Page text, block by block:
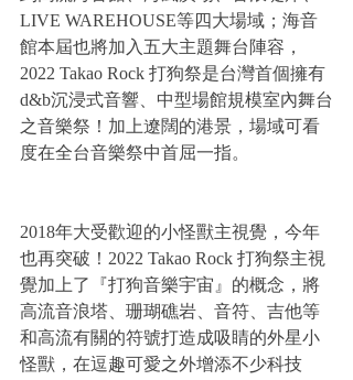
LIVE WAREHOUSE等四大場域；海音
館本屆也將加入五大主題舞台陣容，
2022 Takao Rock 打狗祭是台灣首個擁有
d&b沉浸式音響、中型場館規模室內舞台
之音樂祭！加上遼闊的港景，場域可看
度在全台音樂祭中首屈一指。
2018年大受歡迎的小怪獸主視覺，今年
也再突破！2022 Takao Rock 打狗祭主視
覺加上了『打狗音樂宇宙』的概念，將
高流音浪塔、珊瑚礁岩、音符、吉他等
和高流有關的符號打造成吸睛的外星小
怪獸，在逗趣可愛之外增添不少科技